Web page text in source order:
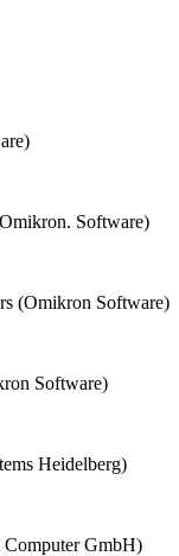
Software)
(Omikron Software)
Software)
Heidelberg)
Computer GmbH)